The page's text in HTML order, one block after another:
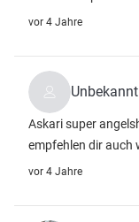
vor 4 Jahre
Unbekannt
Askari super
empfehlen dir auch
vor 4 Jahre